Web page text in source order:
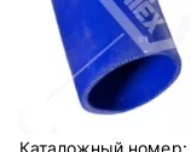
Каталожный номер: